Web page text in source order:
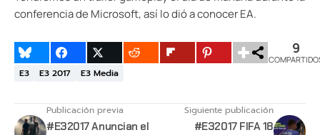
conferencia de Microsoft, así lo dió a conocer EA.
9
E3 E3 2017 E3 Media
Publicación previa
#E32017 Anuncian el
Siguiente publicación
#E32017 FIFA 18